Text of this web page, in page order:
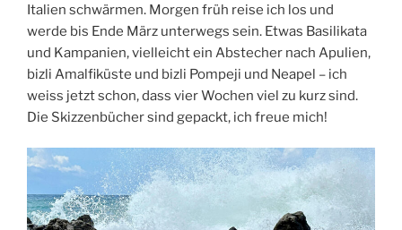
Italien schwärmen. Morgen früh reise ich los und
werde bis Ende März unterwegs sein. Etwas Basilikata
und Kampanien, vielleicht ein Abstecher nach Apulien,
bizli Amalfiküste und bizli Pompeji und Neapel – ich
weiss jetzt schon, dass vier Wochen viel zu kurz sind.
Die Skizzenbücher sind gepackt, ich freue mich!